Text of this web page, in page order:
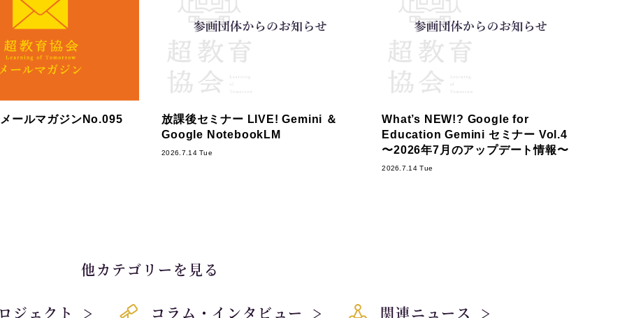
ールマガジンNo.095
放課後セミナー LIVE! Gemini ＆
Google NotebookLM
2026.7.14 Tue
What’s NEW!? Google for
Education Gemini セミナー Vol.4
〜2026年7月のアップデート情報〜
2026.7.14 Tue
他カテゴリーを見る
ジェクト コラム・インタビュー 関連ニュース